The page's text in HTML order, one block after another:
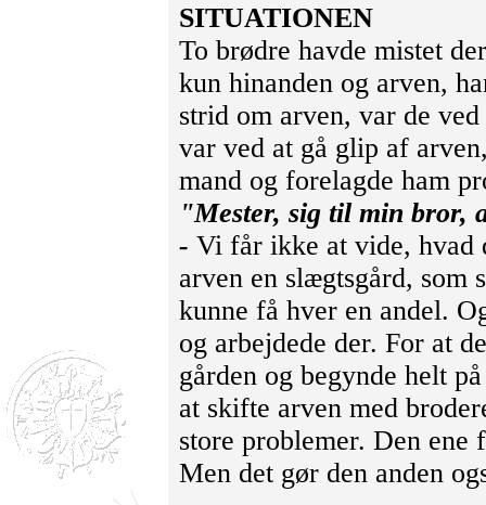
SITUATIONEN
To brødre havde mistet
kun hinanden og arven,
strid om arven, var de
var ved at gå glip af
mand og forelagde ham
"Mester, sig til min bror,
- Vi får ikke at vide, hvad
arven en slægtsgård, som
kunne få hver en andel.
og arbejdede der. For at
gården og begynde helt
at skifte arven med
store problemer. Den
Men det gør den anden